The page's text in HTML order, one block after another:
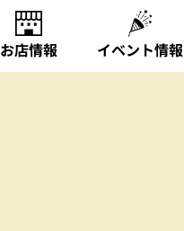
お店情報 イベント情報